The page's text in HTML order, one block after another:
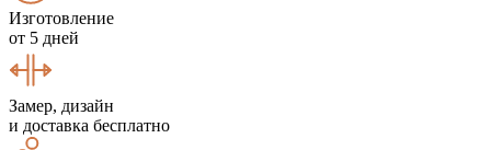
Изготовление
от 5 дней
Замер, дизайн
и доставка бесплатно